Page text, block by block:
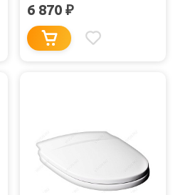
6 870 ₽